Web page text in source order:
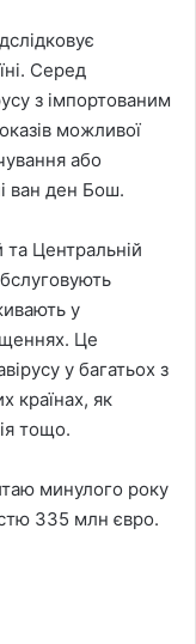
Серед
з імпортованим
можливої
або
ван ден Бош.
та Центральній
у
Це
у багатьох з
країнах, як
тощо.
минулого року
335 млн євро.